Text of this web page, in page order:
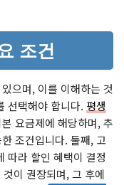
조건
으며, 이를 이해하는 것
선택해야 합니다. 평생
요금제에 해당하며, 추
조건입니다. 둘째, 고
따라 할인 혜택이 결정
이 권장되며, 그 후에